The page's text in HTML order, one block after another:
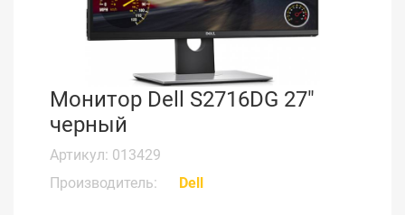
Монитор Dell S2716DG 27"
черный
Артикул: 013429
Производитель:
Dell